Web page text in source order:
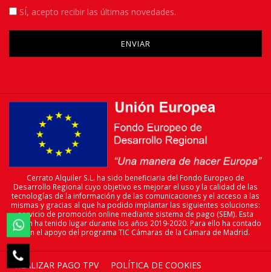


SÍ, acepto recibir las últimas novedades.
Please leave this field empty.
Cerrato Alquiler S.L. ha sido beneficiaria del Fondo Europeo de
Desarrollo Regional cuyo objetivo es mejorar el uso y la calidad de las
tecnologías de la información y de las comunicaciones y el acceso a las
mismas y gracias al que ha podido implantar las siguientes soluciones:
servicio de promoción online mediante sistema de pago (SEM). Esta
acción ha tenido lugar durante los años 2019-2020. Para ello ha contado
con el apoyo del programa TIC Cámaras de la Cámara de Madrid.
REALIZAR PAGO TPV
POLÍTICA DE COOKIES